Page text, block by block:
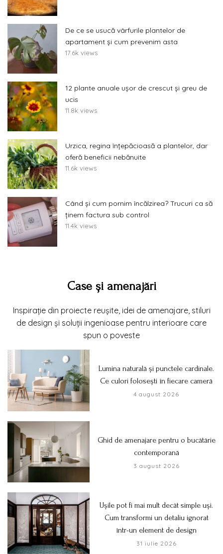
De ce se usucă vârfurile plantelor de
apartament și cum prevenim asta
17.6k views
12 plante anuale ușor de crescut și greu de
ucis
11.8k views
Urzica, regina înțepăcioasă a plantelor, dar
oferă beneficii nebănuite
11.6k views
Când și cum pornim încălzirea? Trucuri ca să
ținem factura sub control
11.4k views
Case și amenajări
Inspirație din proiecte reușite, idei de amenajare, stiluri
de design și soluții ingenioase pentru interioare care
spun o poveste
Lumina naturală și punctele cardinale.
Ce culori folosești în fiecare cameră
4 august 2026
Ghid de amenajare pentru o bucătărie
contemporană
3 august 2026
Ușile pot fi mai mult decât simple uși.
Cum transformi un detaliu ignorat
într-un element de design
31 iulie 2026